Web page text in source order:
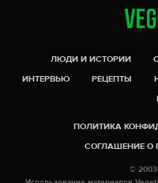
ЛЮДИ И ИСТОРИИ
ИНТЕРВЬЮ
РЕЦЕПТЫ
ПОЛИТИКА
СОГЛАШЕНИЕ О
©